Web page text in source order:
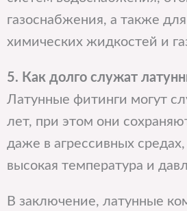
газоснабжения, а также
химических жидкостей и
5. Как долго служат
Латунные фитинги могут
лет, при этом они
даже в агрессивных средах,
высокая температура и
В заключение, латунные